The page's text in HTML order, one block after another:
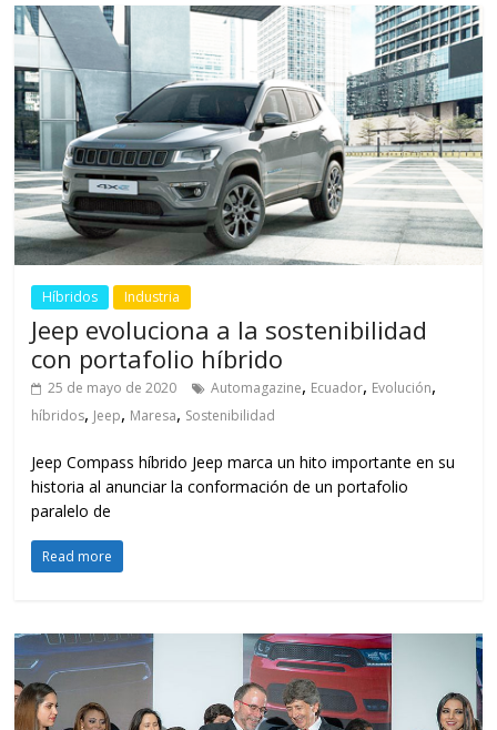
Híbridos Industria
Jeep evoluciona a la sostenibilidad
con portafolio híbrido
25 de mayo de 2020 Automagazine, Ecuador, Evolución,
híbridos, Jeep, Maresa, Sostenibilidad
Jeep Compass híbrido Jeep marca un hito importante en su
historia al anunciar la conformación de un portafolio
paralelo de
Read more